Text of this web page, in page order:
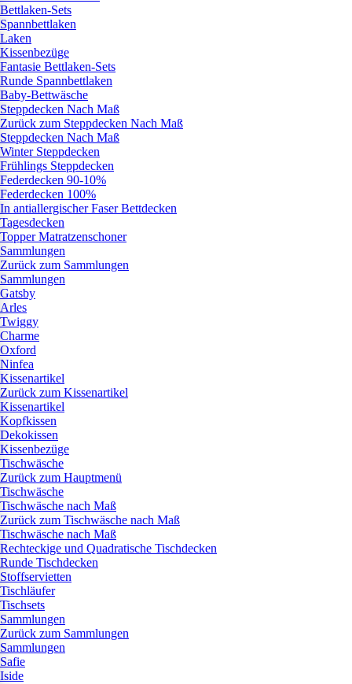
Bettlaken-Sets
Spannbettlaken
Laken
Kissenbezüge
Fantasie Bettlaken-Sets
Runde Spannbettlaken
Baby-Bettwäsche
Steppdecken Nach Maß
Zurück zum Steppdecken Nach Maß
Steppdecken Nach Maß
Winter Steppdecken
Frühlings Steppdecken
Federdecken 90-10%
Federdecken 100%
In antiallergischer Faser Bettdecken
Tagesdecken
Topper Matratzenschoner
Sammlungen
Zurück zum Sammlungen
Sammlungen
Gatsby
Arles
Twiggy
Charme
Oxford
Ninfea
Kissenartikel
Zurück zum Kissenartikel
Kissenartikel
Kopfkissen
Dekokissen
Kissenbezüge
Tischwäsche
Zurück zum Hauptmenü
Tischwäsche
Tischwäsche nach Maß
Zurück zum Tischwäsche nach Maß
Tischwäsche nach Maß
Rechteckige und Quadratische Tischdecken
Runde Tischdecken
Stoffservietten
Tischläufer
Tischsets
Sammlungen
Zurück zum Sammlungen
Sammlungen
Safie
Iside